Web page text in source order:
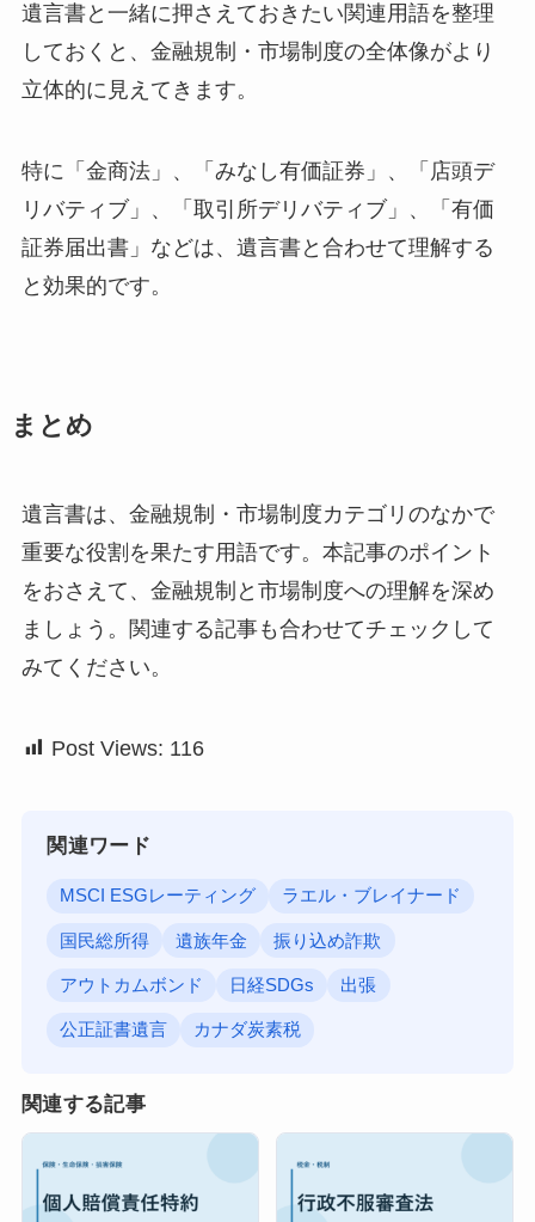
遺言書と一緒に押さえておきたい関連用語を整理
しておくと、金融規制・市場制度の全体像がより
立体的に見えてきます。
特に「金商法」、「みなし有価証券」、「店頭デ
リバティブ」、「取引所デリバティブ」、「有価
証券届出書」などは、遺言書と合わせて理解する
と効果的です。
まとめ
遺言書は、金融規制・市場制度カテゴリのなかで
重要な役割を果たす用語です。本記事のポイント
をおさえて、金融規制と市場制度への理解を深め
ましょう。関連する記事も合わせてチェックして
みてください。
Post Views: 116
関連ワード
MSCI ESGレーティング ラエル・ブレイナード
国民総所得 遺族年金 振り込め詐欺
アウトカムボンド 日経SDGs 出張
公正証書遺言 カナダ炭素税
関連する記事